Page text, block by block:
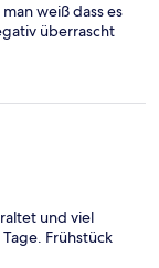
weiß dass es
überrascht
und viel
Frühstück